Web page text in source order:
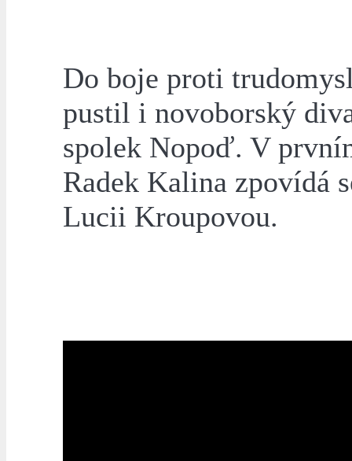
Do boje proti
pustil i novoborský
spolek Nopoď. V
Radek Kalina zpovídá
Lucii Kroupovou.